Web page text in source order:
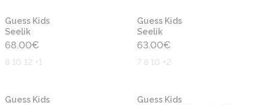
Guess Kids
Seelik
68.00€
8 10 12 +1
Guess Kids
Seelik
63.00€
7 8 10 +2
Guess Kids
Guess Kids